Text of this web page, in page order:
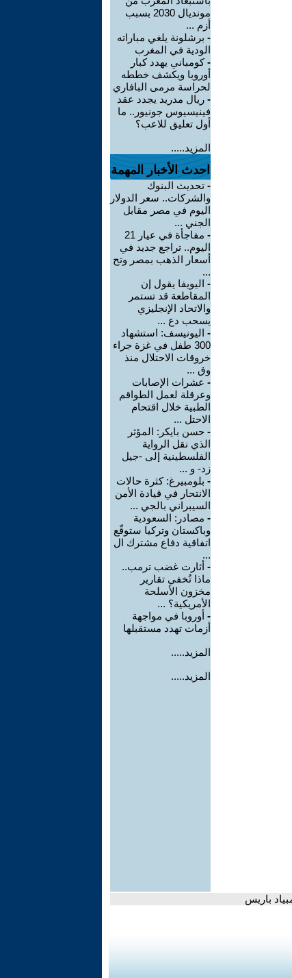
مونديال 2030 بسبب
أزم ...
- برشلونة يلغي مباراته
الودية في المغرب
-كومباني يهدد كبار
أوروبا ويكشف خططه
لحراسة مرمى البافاري
- ريال مدريد يجدد عقد
فينيسيوس جونيور.. ما
أول تعليق للاعب؟
المزيد.....
احدث الأخبار المهمة
- تحديث البنوك
والشركات.. سعر الدولار
اليوم في مصر مقابل
الجني ...
-
مفاجأة في عيار 21
اليوم.. تراجع جديد في
أسعار الذهب بمصر وتح
...
- اليويفا يقول إن
المقاطعة قد تستمر
والاتحاد الإنجليزي
يسحب دع ...
- اليونيسف: استشهاد
300 طفل في غزة جراء
خروقات الاحتلال منذ
وق ...
- عشرات الإصابات
وعرقلة لعمل الطواقم
الطبية خلال اقتحام
الاحتل ...
- حسن بايكر: المؤثر
الذي نقل الرواية
الفلسطينية إلى -جيل
زد- و ...
- بلومبيرغ: كثرة حالات
الانتحار في قيادة الأمن
السيبراني بالجي ...
- مصادر: السعودية
وباكستان وتركيا ستوقّع
اتفاقية دفاع مشترك ال
...
- أثارت غضب ترمب..
ماذا تُخفي تقارير
مخزون الأسلحة
الأمريكية؟ ...
- أوروبا في مواجهة
أزمات تهدد مستقبلها
المزيد.....
المزيد.....
باريس